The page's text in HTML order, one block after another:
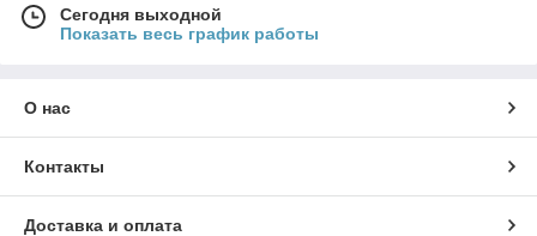
Сегодня выходной
Показать весь график работы
О нас
Контакты
Доставка и оплата